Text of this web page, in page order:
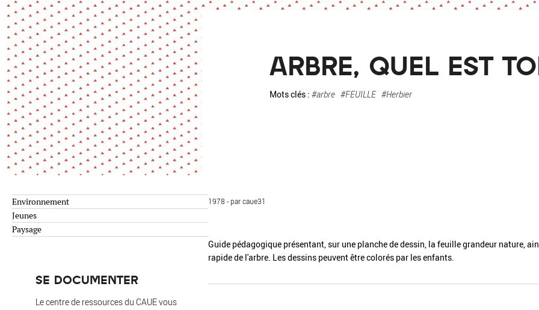
Arts Design
Énergie
Environnement
Habiter
Jeunes
Patrimoine
Paysage
Société
Transition écologique
Urbanisme
Actualité
Dossier
Expérience Fiche / Guide Livre Podcast
Revue
AUTRES CRITÈRES
Réinitialiser Fermer la recherche avancée
ARBRE, QUEL EST
Mots clés : #arbre #FEUILLE #Herbier
Environnement
Jeunes
Paysage
SE DOCUMENTER
Le centre de ressources du CAUE vous
1978 - par caue31
Guide pédagogique présentant, sur une planche de dessin, la feuille grandeur nature,
rapide de l'arbre. Les dessins peuvent être colorés par les enfants.